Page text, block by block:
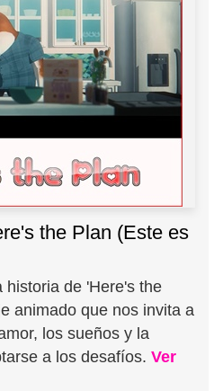
the Plan (Este es
historia de 'Here's the
animado que nos invita a
los sueños y la
a los desafíos.Ver